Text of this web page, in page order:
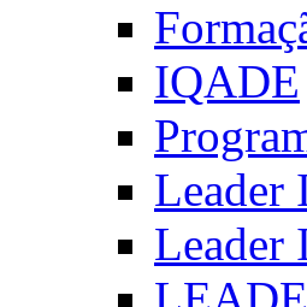
IQADE
Leader
Leader